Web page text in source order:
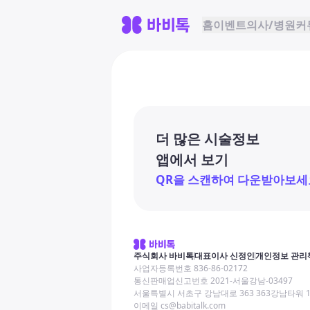
홈이벤트의사/병원커
더 많은 시술정보
앱에서 보기
QR을 스캔하여 다운받아보세
주식회사 바비톡대표이사 신정인개인정보 관리
사업자등록번호 836-86-02172
통신판매업신고번호 2021-서울강남-03497
서울특별시 서초구 강남대로 363 363강남타워
이메일 cs@babitalk.com